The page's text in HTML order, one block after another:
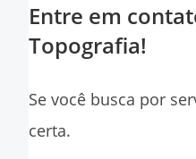
Entre em
Topografia!
Se você busca por
certa.